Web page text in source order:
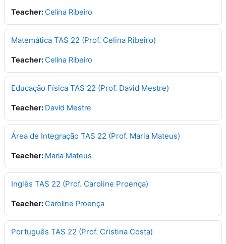
Teacher:Celina Ribeiro
Matemática TAS 22 (Prof. Celina Ribeiro)
Teacher:Celina Ribeiro
Educação Física TAS 22 (Prof. David Mestre)
Teacher: David Mestre
Área de Integração TAS 22 (Prof. Maria Mateus)
Teacher: Maria Mateus
Inglês TAS 22 (Prof. Caroline Proença)
Teacher:Caroline Proença
Português TAS 22 (Prof. Cristina Costa)